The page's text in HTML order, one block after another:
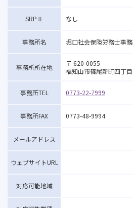
SRPⅡ なし
事務所名 堀口社会保険労務士事
事務所所在地
〒 620-0055
福知山市篠尾新町四丁
事務所TEL 0773-22-7999
事務所FAX 0773-48-9994
メールアドレス
ウェブサイトURL
対応可能地域